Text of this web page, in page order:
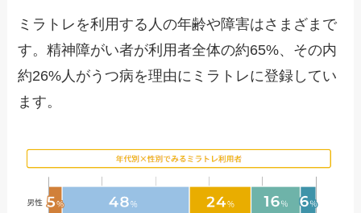
ミラトレを利用する人の年齢や障害はさまざまで
す。精神障がい者が利用者全体の約65%、その内
約26%人がうつ病を理由にミラトレに登録してい
ます。